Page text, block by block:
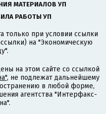
МАТЕРИАЛОВ УП
РАБОТЫ УП
только при условии ссылки
на "Экономическую
на этом сайте со ссылкой
, не подлежат дальнейшему
в любой форме,
агентства "Интерфакс-